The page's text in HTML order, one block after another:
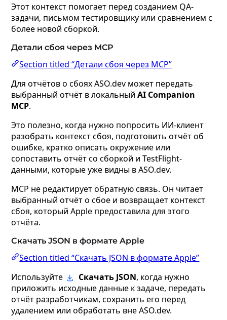
Этот контекст помогает перед созданием QA-
задачи, письмом тестировщику или сравнением с
более новой сборкой.
Детали сбоя через MCP
Section titled “Детали сбоя через MCP”
Для отчётов о сбоях ASO.dev может передать
выбранный отчёт в локальныйAI Companion
MCP.
Это полезно, когда нужно попросить ИИ-клиент
разобрать контекст сбоя, подготовить отчёт об
ошибке, кратко описать окружение или
сопоставить отчёт со сборкой и TestFlight-
данными, которые уже видны в ASO.dev.
MCP не редактирует обратную связь. Он читает
выбранный отчёт о сбое и возвращает контекст
сбоя, который Apple предоставила для этого
отчёта.
Скачать JSON в формате Apple
Section titled “Скачать JSON в формате Apple”
Используйте
Скачать JSON, когда нужно
приложить исходные данные к задаче, передать
отчёт разработчикам, сохранить его перед
удалением или обработать вне ASO.dev.